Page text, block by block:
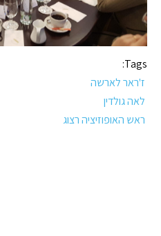
Tags:
ז'ראר לארשה
לאה גולדין
ראש האופוזיציה רצוג